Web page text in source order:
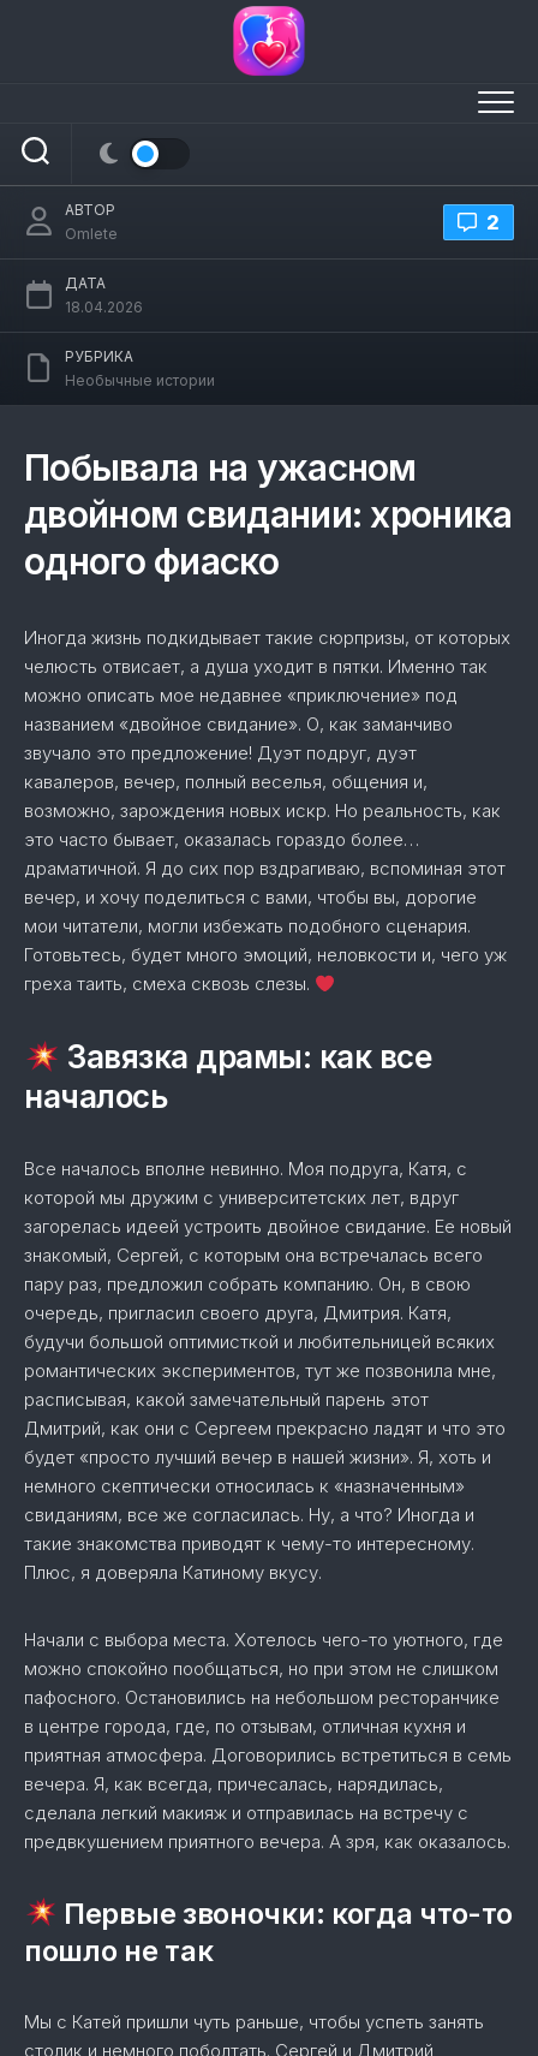
свидании
2
АВТОР
Omlete
ДАТА
18.04.2026
РУБРИКА
Необычные истории
Побывала на ужасном
двойном свидании: хроника
одного фиаско
Иногда жизнь подкидывает такие сюрпризы, от которых
челюсть отвисает, а душа уходит в пятки. Именно так
можно описать мое недавнее «приключение» под
названием «двойное свидание». О, как заманчиво
звучало это предложение! Дуэт подруг, дуэт
кавалеров, вечер, полный веселья, общения и,
возможно, зарождения новых искр. Но реальность, как
это часто бывает, оказалась гораздо более…
драматичной. Я до сих пор вздрагиваю, вспоминая этот
вечер, и хочу поделиться с вами, чтобы вы, дорогие
мои читатели, могли избежать подобного сценария.
Готовьтесь, будет много эмоций, неловкости и, чего уж
греха таить, смеха сквозь слезы.
Завязка драмы: как все
началось
Все началось вполне невинно. Моя подруга, Катя, с
которой мы дружим с университетских лет, вдруг
загорелась идеей устроить двойное свидание. Ее новый
знакомый, Сергей, с которым она встречалась всего
пару раз, предложил собрать компанию. Он, в свою
очередь, пригласил своего друга, Дмитрия. Катя,
будучи большой оптимисткой и любительницей всяких
романтических экспериментов, тут же позвонила мне,
расписывая, какой замечательный парень этот
Дмитрий, как они с Сергеем прекрасно ладят и что это
будет «просто лучший вечер в нашей жизни». Я, хоть и
немного скептически относилась к «назначенным»
свиданиям, все же согласилась. Ну, а что? Иногда и
такие знакомства приводят к чему-то интересному.
Плюс, я доверяла Катиному вкусу.
Начали с выбора места. Хотелось чего-то уютного, где
можно спокойно пообщаться, но при этом не слишком
пафосного. Остановились на небольшом ресторанчике
в центре города, где, по отзывам, отличная кухня и
приятная атмосфера. Договорились встретиться в семь
вечера. Я, как всегда, причесалась, нарядилась,
сделала легкий макияж и отправилась на встречу с
предвкушением приятного вечера. А зря, как оказалось.
Первые звоночки: когда что-то
пошло не так
Мы с Катей пришли чуть раньше, чтобы успеть занять
столик и немного поболтать. Сергей и Дмитрий